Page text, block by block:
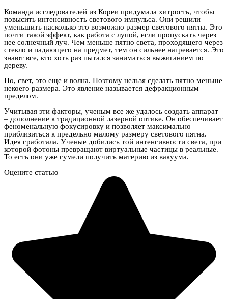
Команда исследователей из Кореи придумала хитрость, чтобы
повысить интенсивность светового импульса. Они решили
уменьшить насколько это возможно размер светового пятна. Это
почти такой эффект, как работа с лупой, если пропускать через
нее солнечный луч. Чем меньше пятно света, проходящего через
стекло и падающего на предмет, тем он сильнее нагревается. Это
знают все, кто хоть раз пытался заниматься выжиганием по
дереву.
Но, свет, это еще и волна. Поэтому нельзя сделать пятно меньше
некоего размера. Это явление называется дефракционным
пределом.
Учитывая эти факторы, ученым все же удалось создать аппарат
– дополнение к традиционной лазерной оптике. Он обеспечивает
феноменальную фокусировку и позволяет максимально
приблизиться к предельно малому размеру светового пятна.
Идея сработала. Ученые добились той интенсивности света, при
которой фотоны превращают виртуальные частицы в реальные.
То есть они уже сумели получить материю из вакуума.
Оцените статью